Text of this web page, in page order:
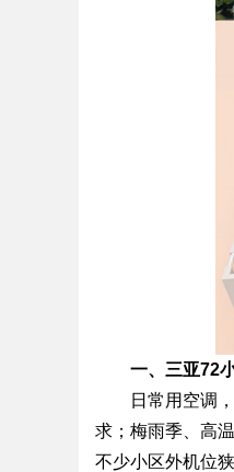
一、三亚72
日常用空调
求；梅雨季、高
不少小区外机位